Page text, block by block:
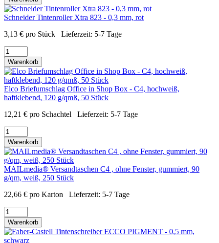
Schneider Tintenroller Xtra 823 - 0,3 mm, rot
3,13 € pro Stück Lieferzeit: 5-7 Tage
Warenkorb
Elco Briefumschlag Office in Shop Box - C4, hochweiß,
haftklebend, 120 g/qmß, 50 Stück
12,21 € pro Schachtel Lieferzeit: 5-7 Tage
Warenkorb
MAILmedia® Versandtaschen C4 , ohne Fenster, gummiert, 90
g/qm, weiß, 250 Stück
22,66 € pro Karton Lieferzeit: 5-7 Tage
Warenkorb